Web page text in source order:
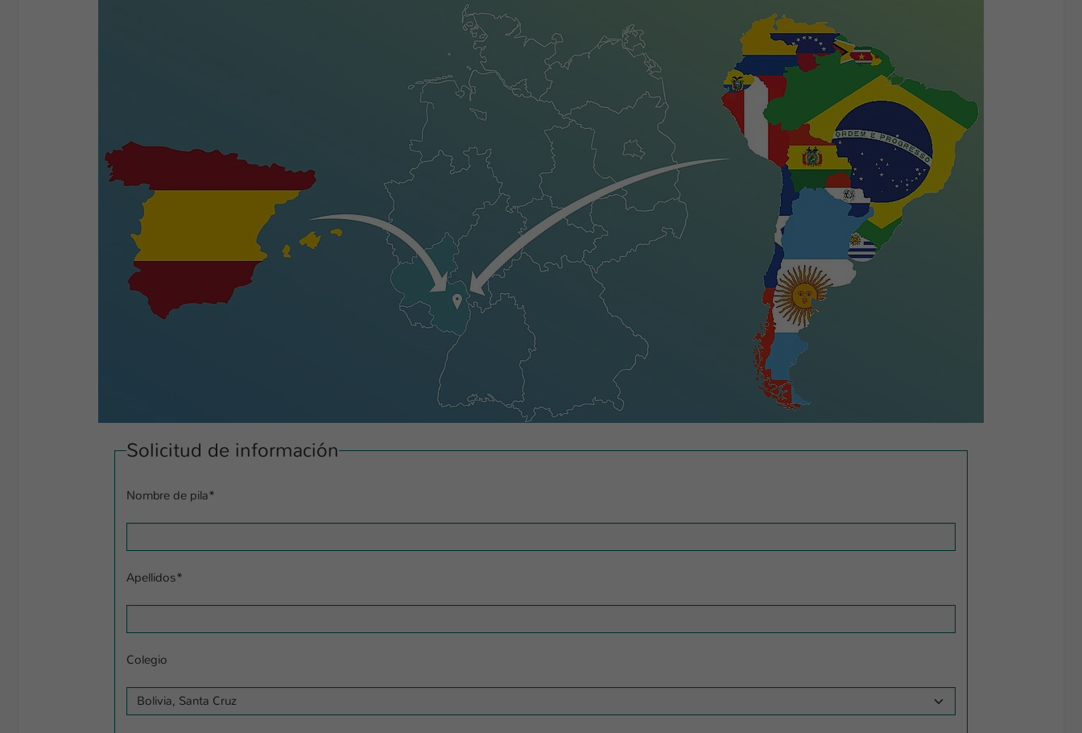
Solicitud de información
Nombre de pila*
Apellidos*
Colegio
1 Tag
Dieser Cookie teilt der Webseite mit, ob ein
Besucher im Typo3-Backend angemeldet ist und
Rechte besitzt diese zu verwalten.